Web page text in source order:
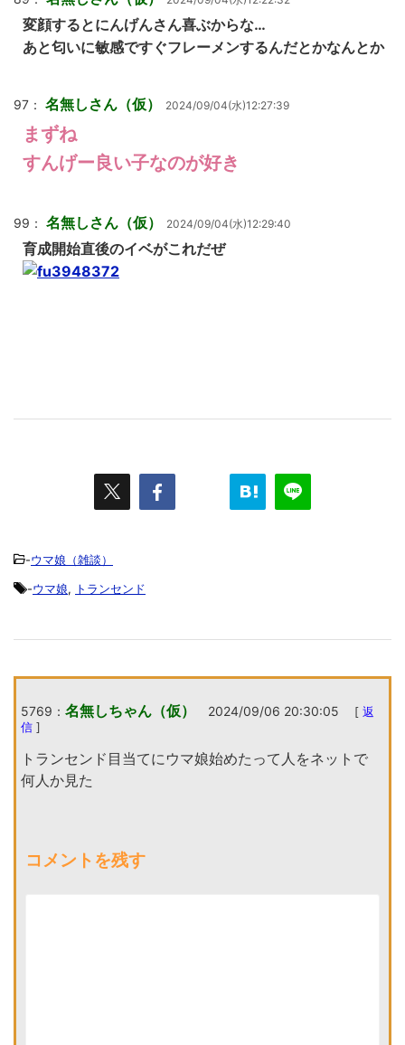
変顔するとにんげんさん喜ぶからな…
あと匂いに敏感ですぐフレーメンするんだとかなんとか
97： 名無しさん（仮） 2024/09/04(水)12:27:39
まずね
すんげー良い子なのが好き
99： 名無しさん（仮） 2024/09/04(水)12:29:40
育成開始直後のイベがこれだぜ
-ウマ娘（雑談）
-ウマ娘, トランセンド
5769： 名無しちゃん（仮） 2024/09/06 20:30:05 [ 返
信 ]
トランセンド目当てにウマ娘始めたって人をネットで
何人か見た
コメントを残す